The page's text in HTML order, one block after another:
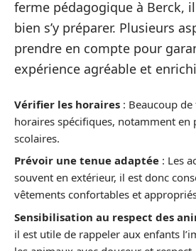
ferme pédagogique à Berck,
bien s’y préparer. Plusieurs
prendre en compte pour
expérience agréable et
Vérifier les horaires : Beaucoup
horaires spécifiques, notamment en
scolaires.
Prévoir une tenue adaptée : Les
souvent en extérieur, il est donc
vêtements confortables et
Sensibilisation au respect des
il est utile de rappeler aux enfants